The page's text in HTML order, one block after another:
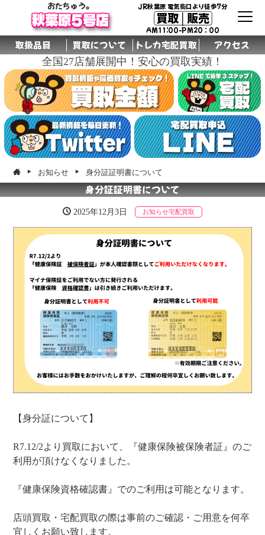
おたちゅう。
秋葉原5号店
JR秋葉原 電気街口より徒歩7分
買取│販売
AM11:00-PM20：00
取扱品目 買取について トレカ宅配買取 アクセス
グル
ープ
店舗
全国27店舗展開中！安心の買取実績！
お知らせ 身分証証明書について
身分証証明書について
2025年12月3日 お知らせ宅配買取
【身分証について】
R7.12/2より買取において、『健康保険被保険者証』のご
利用が頂けなくなりました。
『健康保険資格確認書』でのご利用は可能となります。
店頭買取・宅配買取の際は事前のご確認・ご用意を何卒
宜しくお願い致します。